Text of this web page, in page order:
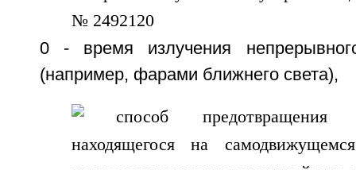
0 - время излучения
(например, фарами ближнего света),